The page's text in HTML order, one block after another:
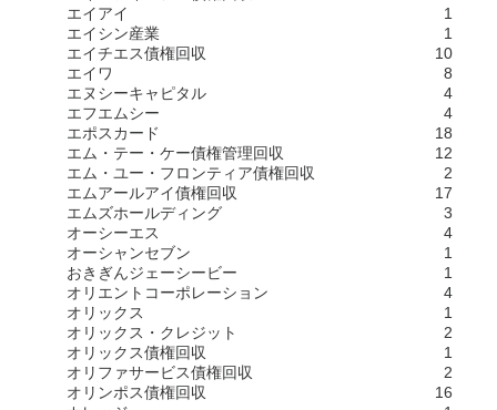
エイアイ
1
エイシン産業
1
エイチエス債権回収
10
エイワ
8
エヌシーキャピタル
4
エフエムシー
4
エポスカード
18
エム・テー・ケー債権管理回収
12
エム・ユー・フロンティア債権回収
2
エムアールアイ債権回収
17
エムズホールディング
3
オーシーエス
4
オーシャンセブン
1
おきぎんジェーシービー
1
オリエントコーポレーション
4
オリックス
1
オリックス・クレジット
2
オリックス債権回収
1
オリファサービス債権回収
2
オリンポス債権回収
16